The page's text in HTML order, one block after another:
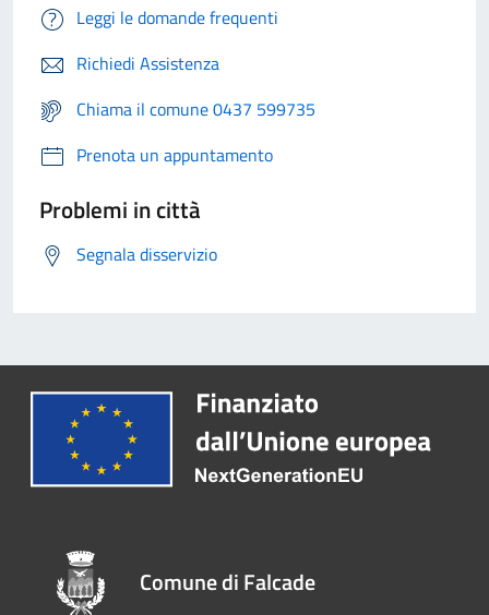
Leggi le domande frequenti
Richiedi Assistenza
Chiama il comune 0437 599735
Prenota un appuntamento
Problemi in città
Segnala disservizio
Comune di Falcade